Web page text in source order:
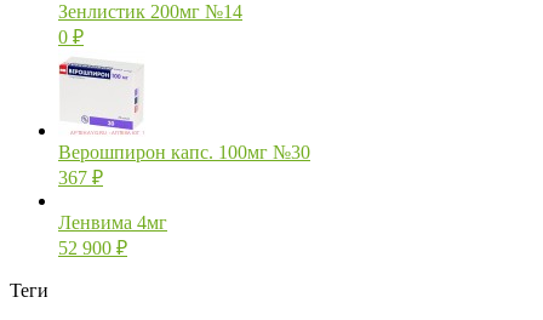
Зенлистик 200мг №14
0 ₽
Верошпирон капс. 100мг №30
367 ₽
Ленвима 4мг
52 900 ₽
Теги